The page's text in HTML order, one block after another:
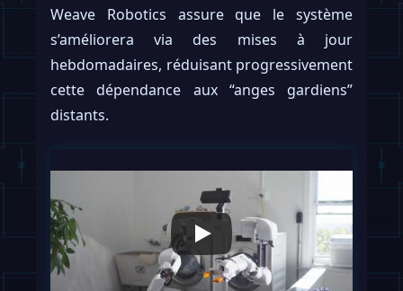
Weave Robotics assure que le système
s’améliorera via des mises à jour
hebdomadaires, réduisant progressivement
cette dépendance aux “anges gardiens”
distants.